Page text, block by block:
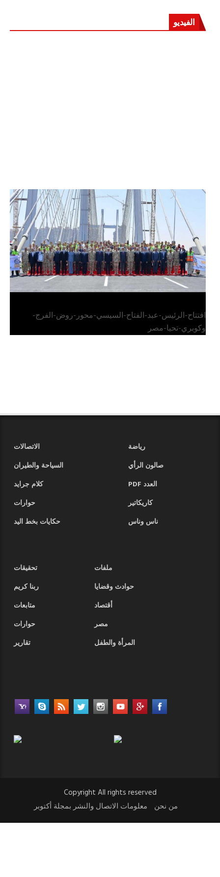
الفيديو
الرئيس عبد الفتاح السيسي يفتتح محور روض الفرج
وكوبري تحيا مصر
افتتاح-الرئيس-عبد-الفتاح-السيسي-محور-روض-الفرج-
وكوبري-تحيا-مصر
رياضة
الاتصالات
صالون الرأي
السياحة والطيران
العدد PDF
كلام جرايد
كاريكاتير
حوارات
ناس وناس
حكايات بخط اليد
ملفات
تحقيقات
حوادث وقضايا
ربنا كريم
أقتصاد
متابعات
مصر
حوارات
المرأة والطفل
تقارير
Copyright All rights reserved
من نحن
معلومات الاتصال والنشر بمجلة أكتوبر